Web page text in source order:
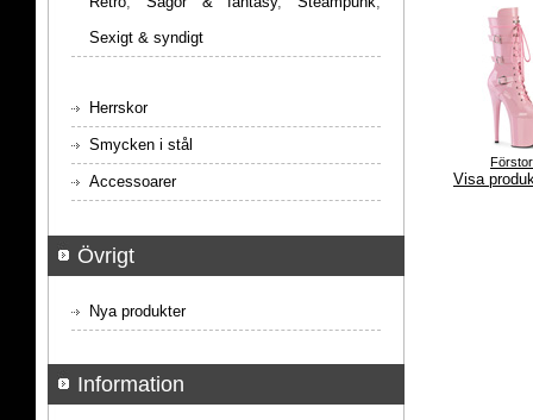
Visa
Sexigt & syndigt
Herrskor
Smycken i stål
Accessoarer
Övrigt
Nya produkter
Information